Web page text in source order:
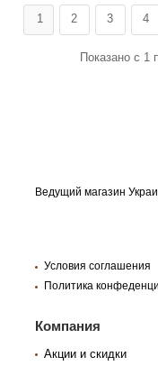
1 2 3 4
Показано с 1
Ведущий магазин
Условия соглашения
Политика
Компания
Акции и скидки